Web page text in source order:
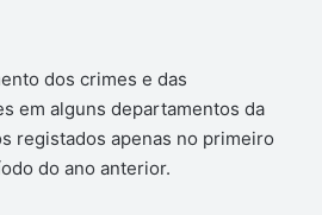
dos crimes e das
em alguns departamentos da
registados apenas no primeiro
do ano anterior.